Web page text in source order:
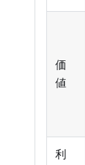
価
値
利